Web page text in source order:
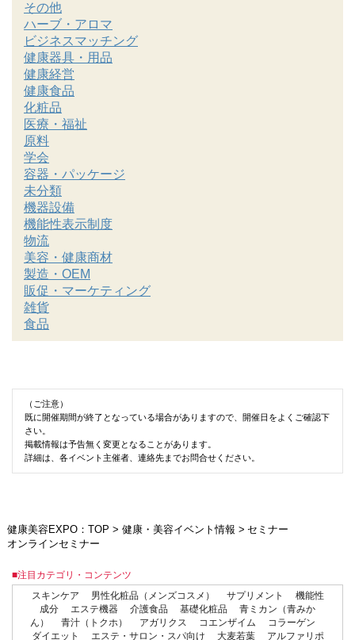
その他
ハーブ・アロマ
ビジネスマッチング
健康器具・用品
健康経営
健康食品
化粧品
医療・福祉
原料
学会
容器・パッケージ
未分類
機器設備
機能性表示制度
物流
美容・健康商材
製造・OEM
販促・マーケティング
雑貨
食品
（ご注意）
既に開催期間が終了となっている場合がありますので、開催日をよくご確認下
さい。
掲載情報は予告無く変更となることがあります。
詳細は、各イベント主催者、連絡先までお問合せください。
健康美容EXPO：TOP > 健康・美容イベント情報 > セミナー
オンラインセミナー
■注目カテゴリ・コンテンツ
スキンケア
男性化粧品（メンズコスメ） サプリメント
機能性
成分
エステ機器 介護食品 基礎化粧品
青ミカン（青みか
ん）
青汁（トクホ） アガリクス コエンザイム
コラーゲン
ダイエット
エステ・サロン・スパ向け 大麦若葉 アルファリポ